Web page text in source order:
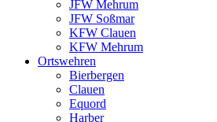
JFW Mehrum
JFW Soßmar
KFW Clauen
KFW Mehrum
Ortswehren
Bierbergen
Clauen
Equord
Harber